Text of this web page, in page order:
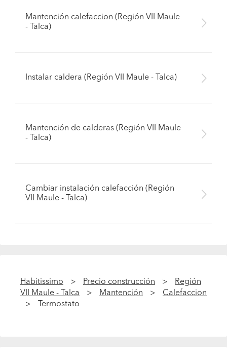
Mantención calefaccion (Región VII Maule
- Talca)
Instalar caldera (Región VII Maule - Talca)
Mantención de calderas (Región VII Maule
- Talca)
Cambiar instalación calefacción (Región
VII Maule - Talca)
Habitissimo Precio construcción
Región
VII Maule - Talca
Mantención
Calefaccion
Termostato